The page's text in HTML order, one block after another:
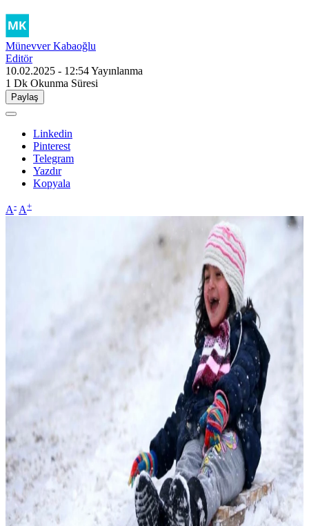
Münevver Kabaoğlu
Editör
10.02.2025 - 12:54Yayınlanma
1 Dk Okunma Süresi
Paylaş
Linkedin
Pinterest
Telegram
Yazdır
Kopyala
A- A+